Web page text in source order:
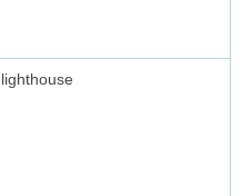
lighthouse